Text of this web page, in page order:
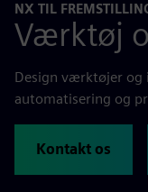
NX TIL
Værktøj
Design værktøjer og
automatisering og
Kontakt os